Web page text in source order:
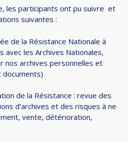
les participants ont pu suivre et
suivantes :
de la Résistance Nationale à
avec les Archives Nationales,
nos archives personnelles et
de la Résistance : revue des
d’archives et des risques à ne
vente, détérioration,